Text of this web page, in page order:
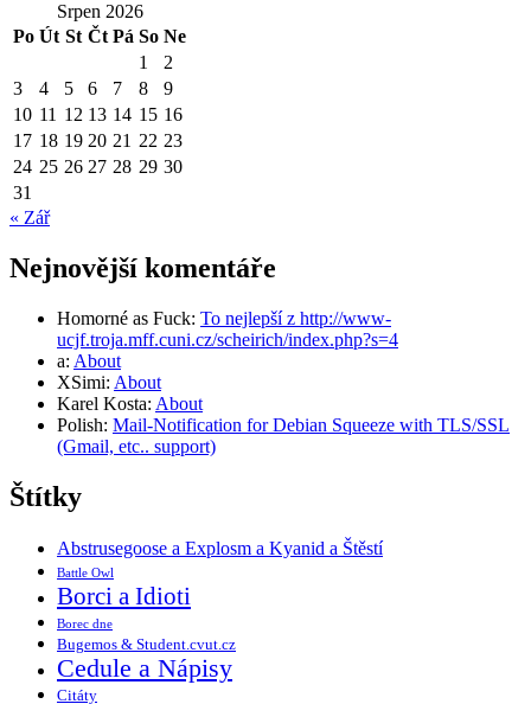
Srpen 2026
Po Út St Čt Pá So Ne
1
2
3
4 5 6 7 8
9
10 11 12 13 14 15 16
17 18 19 20 21 22 23
24 25 26 27 28 29 30
31
« Zář
Nejnovější komentáře
Homorné as Fuck: To nejlepší z http://www-
ucjf.troja.mff.cuni.cz/scheirich/index.php?s=4
a: About
XSimi: About
Karel Kosta: About
Polish: Mail-Notification for Debian Squeeze with TLS/SSL
(Gmail, etc.. support)
Štítky
Abstrusegoose a Explosm a Kyanid a Štěstí
Battle Owl
Borci a Idioti
Borec dne
Bugemos & Student.cvut.cz
Cedule a Nápisy
Citáty